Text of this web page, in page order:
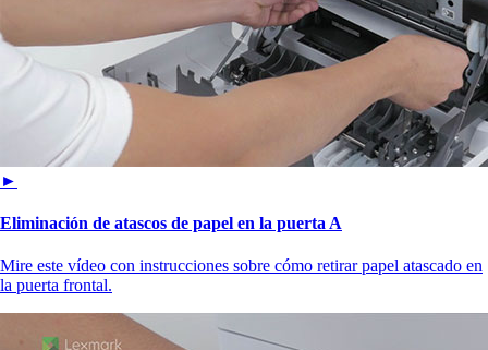
►
Eliminación de atascos de papel en la puerta A
Mire este vídeo con instrucciones sobre cómo retirar papel atascado en
la puerta frontal.